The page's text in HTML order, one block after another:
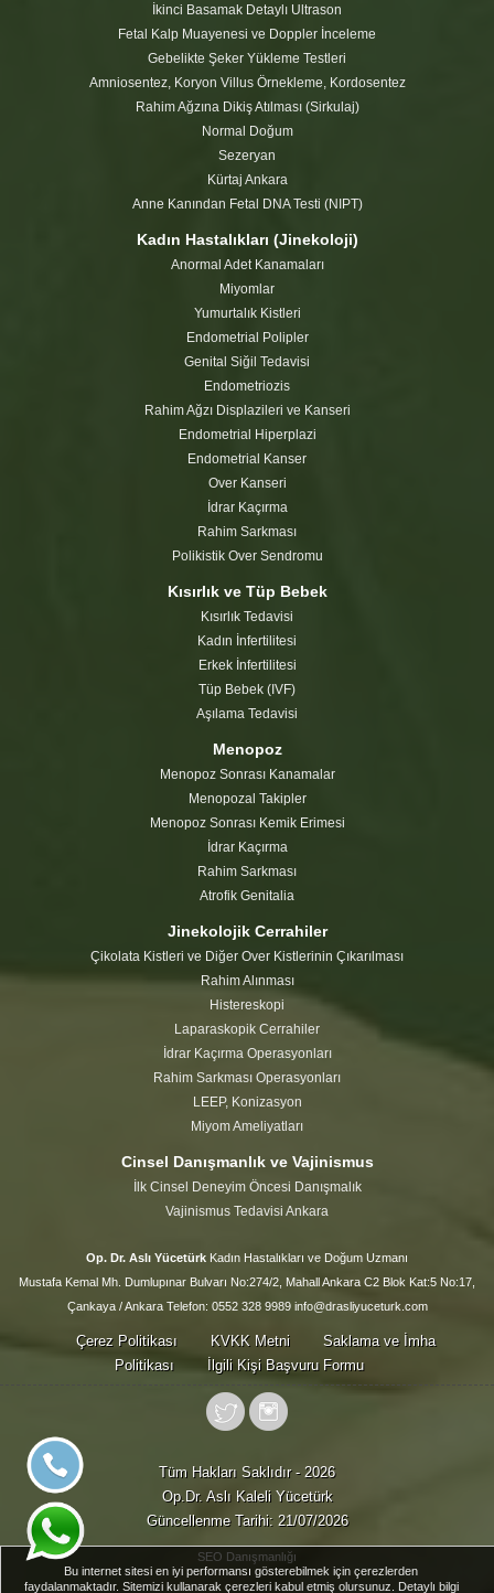
İkinci Basamak Detaylı Ultrason
Fetal Kalp Muayenesi ve Doppler İnceleme
Gebelikte Şeker Yükleme Testleri
Amniosentez, Koryon Villus Örnekleme, Kordosentez
Rahim Ağzına Dikiş Atılması (Sirkulaj)
Normal Doğum
Sezeryan
Kürtaj Ankara
Anne Kanından Fetal DNA Testi (NIPT)
Kadın Hastalıkları (Jinekoloji)
Anormal Adet Kanamaları
Miyomlar
Yumurtalık Kistleri
Endometrial Polipler
Genital Siğil Tedavisi
Endometriozis
Rahim Ağzı Displazileri ve Kanseri
Endometrial Hiperplazi
Endometrial Kanser
Over Kanseri
İdrar Kaçırma
Rahim Sarkması
Polikistik Over Sendromu
Kısırlık ve Tüp Bebek
Kısırlık Tedavisi
Kadın İnfertilitesi
Erkek İnfertilitesi
Tüp Bebek (IVF)
Aşılama Tedavisi
Menopoz
Menopoz Sonrası Kanamalar
Menopozal Takipler
Menopoz Sonrası Kemik Erimesi
İdrar Kaçırma
Rahim Sarkması
Atrofik Genitalia
Jinekolojik Cerrahiler
Çikolata Kistleri ve Diğer Over Kistlerinin Çıkarılması
Rahim Alınması
Histereskopi
Laparaskopik Cerrahiler
İdrar Kaçırma Operasyonları
Rahim Sarkması Operasyonları
LEEP, Konizasyon
Miyom Ameliyatları
Cinsel Danışmanlık ve Vajinismus
İlk Cinsel Deneyim Öncesi Danışmalık
Vajinismus Tedavisi Ankara
Op. Dr. Aslı Yücetürk Kadın Hastalıkları ve Doğum Uzmanı
Mustafa Kemal Mh. Dumlupınar Bulvarı No:274/2, Mahall Ankara C2 Blok Kat:5 No:17,
Çankaya / Ankara Telefon: 0552 328 9989 info@drasliyuceturk.com
Çerez Politikası KVKK Metni
Saklama ve İmha
Politikası
İlgili Kişi Başvuru Formu
Tüm Hakları Saklıdır - 2026
Op.Dr. Aslı Kaleli Yücetürk
Güncellenme Tarihi: 21/07/2026
SEO Danışmanlığı
Bu internet sitesi en iyi performansı gösterebilmek için çerezlerden
faydalanmaktadır. Sitemizi kullanarak çerezleri kabul etmiş olursunuz. Detaylı bilgi